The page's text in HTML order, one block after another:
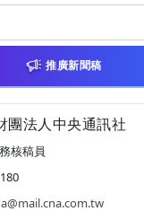
推廣新聞稿
團法人中央通訊社
核稿員